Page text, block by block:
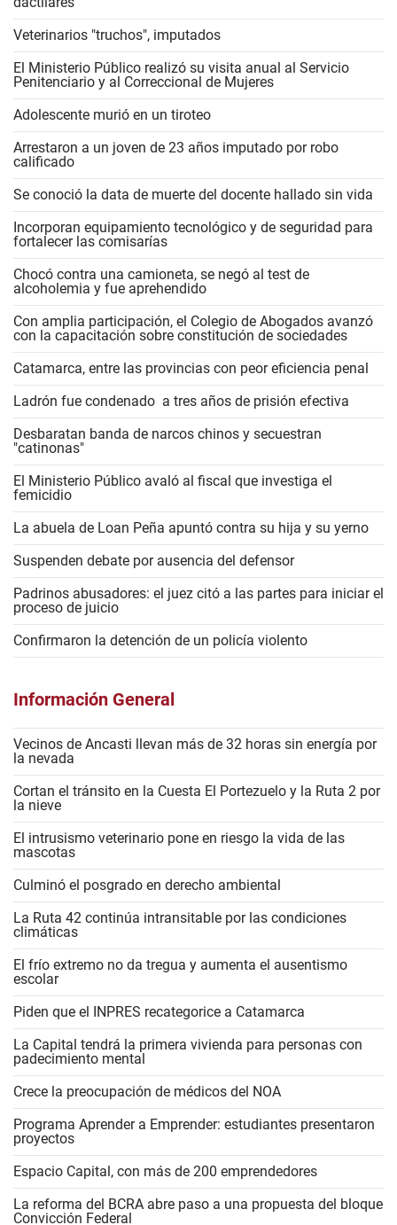
Veterinarios "truchos", imputados
El Ministerio Público realizó su visita anual al Servicio
Penitenciario y al Correccional de Mujeres
Adolescente murió en un tiroteo
Arrestaron a un joven de 23 años imputado por robo
calificado
Se conoció la data de muerte del docente hallado sin vida
Incorporan equipamiento tecnológico y de seguridad para
fortalecer las comisarías
Chocó contra una camioneta, se negó al test de
alcoholemia y fue aprehendido
Con amplia participación, el Colegio de Abogados avanzó
con la capacitación sobre constitución de sociedades
Catamarca, entre las provincias con peor eficiencia penal
Ladrón fue condenado a tres años de prisión efectiva
Desbaratan banda de narcos chinos y secuestran
"catinonas"
El Ministerio Público avaló al fiscal que investiga el
femicidio
La abuela de Loan Peña apuntó contra su hija y su yerno
Suspenden debate por ausencia del defensor
Padrinos abusadores: el juez citó a las partes para iniciar el
proceso de juicio
Confirmaron la detención de un policía violento
Información General
Vecinos de Ancasti llevan más de 32 horas sin energía por
la nevada
Cortan el tránsito en la Cuesta El Portezuelo y la Ruta 2 por
la nieve
El intrusismo veterinario pone en riesgo la vida de las
mascotas
Culminó el posgrado en derecho ambiental
La Ruta 42 continúa intransitable por las condiciones
climáticas
El frío extremo no da tregua y aumenta el ausentismo
escolar
Piden que el INPRES recategorice a Catamarca
La Capital tendrá la primera vivienda para personas con
padecimiento mental
Crece la preocupación de médicos del NOA
Programa Aprender a Emprender: estudiantes presentaron
proyectos
Espacio Capital, con más de 200 emprendedores
La reforma del BCRA abre paso a una propuesta del bloque
Convicción Federal